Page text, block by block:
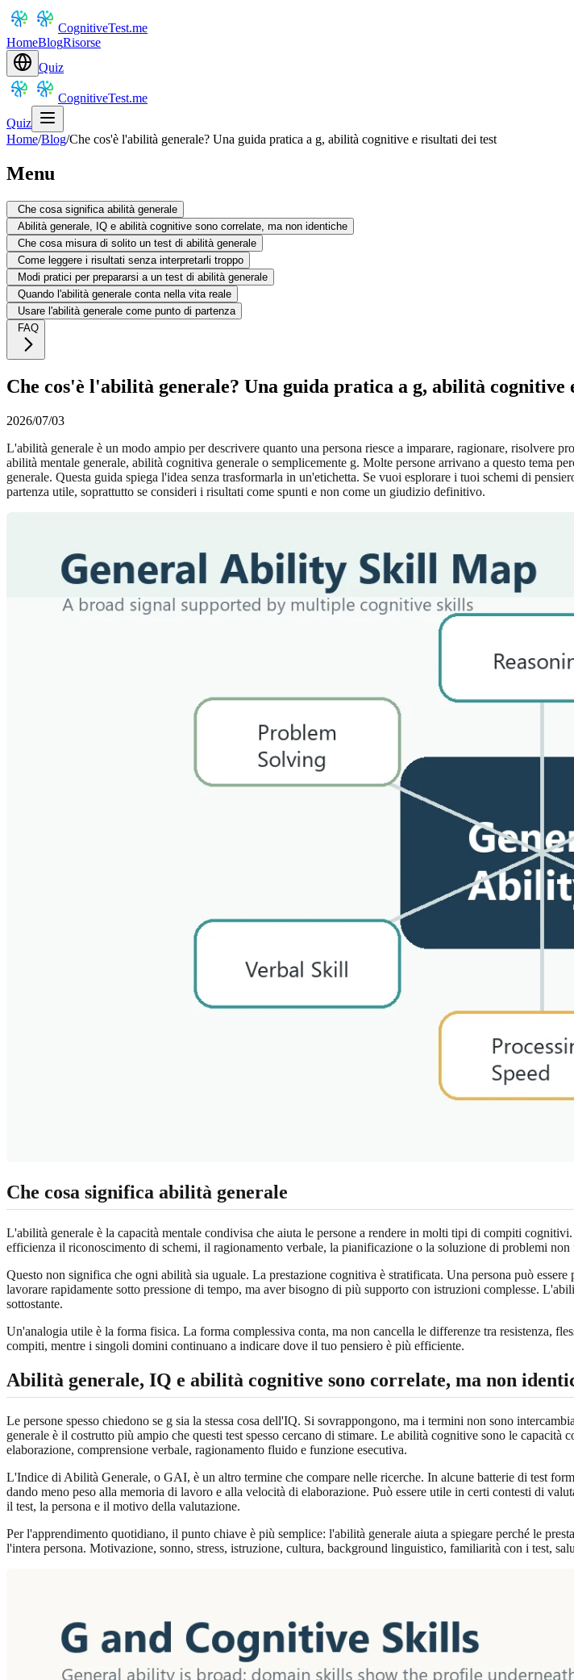
CognitiveTest.me
HomeBlogRisorse
Quiz
CognitiveTest.me
Quiz
Home/Blog/Che cos'è l'abilità generale? Una guida pratica a g, abilità cognitive e risultati dei test
Menu
Che cosa significa abilità generale
Abilità generale, IQ e abilità cognitive sono correlate, ma non identiche
Che cosa misura di solito un test di abilità generale
Come leggere i risultati senza interpretarli troppo
Modi pratici per prepararsi a un test di abilità generale
Quando l'abilità generale conta nella vita reale
Usare l'abilità generale come punto di partenza
FAQ
Che cos'è l'abilità generale? Una guida pratica a g, abilità cognitive
2026/07/03
L'abilità generale è un modo ampio per descrivere quanto una persona riesce a imparare, ragionare,
abilità mentale generale, abilità cognitiva generale o semplicemente g. Molte persone arrivano a questo tema
generale. Questa guida spiega l'idea senza trasformarla in un'etichetta. Se vuoi esplorare i tuoi schemi di
partenza utile, soprattutto se consideri i risultati come spunti e non come un giudizio definitivo.
Che cosa significa abilità generale
L'abilità generale è la capacità mentale condivisa che aiuta le persone a rendere in molti tipi di compiti
efficienza il riconoscimento di schemi, il ragionamento verbale, la pianificazione o la soluzione di problemi
Questo non significa che ogni abilità sia uguale. La prestazione cognitiva è stratificata. Una persona può
lavorare rapidamente sotto pressione di tempo, ma aver bisogno di più supporto con istruzioni complesse.
sottostante.
Un'analogia utile è la forma fisica. La forma complessiva conta, ma non cancella le differenze tra resistenza,
compiti, mentre i singoli domini continuano a indicare dove il tuo pensiero è più efficiente.
Abilità generale, IQ e abilità cognitive sono correlate, ma non
Le persone spesso chiedono se g sia la stessa cosa dell'IQ. Si sovrappongono, ma i termini non sono
generale è il costrutto più ampio che questi test spesso cercano di stimare. Le abilità cognitive sono le
elaborazione, comprensione verbale, ragionamento fluido e funzione esecutiva.
L'Indice di Abilità Generale, o GAI, è un altro termine che compare nelle ricerche. In alcune batterie di test
dando meno peso alla memoria di lavoro e alla velocità di elaborazione. Può essere utile in certi contesti di
il test, la persona e il motivo della valutazione.
Per l'apprendimento quotidiano, il punto chiave è più semplice: l'abilità generale aiuta a spiegare perché le
l'intera persona. Motivazione, sonno, stress, istruzione, cultura, background linguistico, familiarità con i test,